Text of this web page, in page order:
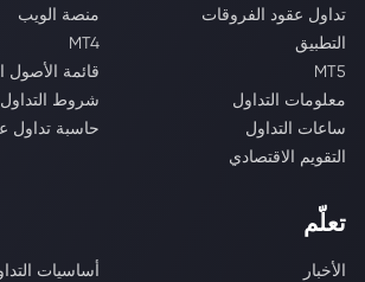
تداول عقود الفروقات
منصة الويب
التطبيق
MT4
MT5
قائمة الأصول
معلومات التداول
شروط التداول
ساعات التداول
حاسبة تداول
التقويم الاقتصادي
تعلّم
الأخبار
أساسيات